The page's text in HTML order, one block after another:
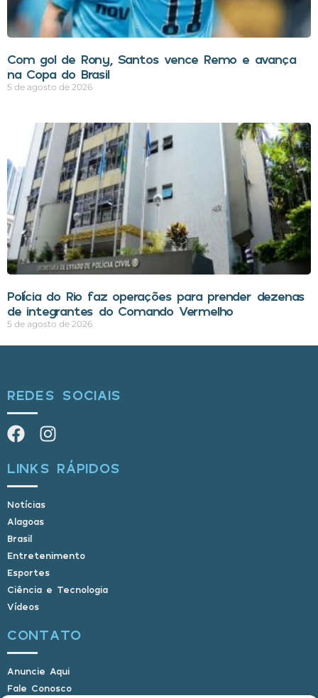
Com gol de Rony, Santos vence Remo e avança
na Copa do Brasil
5 de agosto de 2026
Polícia do Rio faz operações para prender dezenas
de integrantes do Comando Vermelho
5 de agosto de 2026
REDES SOCIAIS
LINKS RÁPIDOS
Notícias
Alagoas
Brasil
Entretenimento
Esportes
Ciência e Tecnologia
Vídeos
CONTATO
Anuncie Aqui
Fale Conosco